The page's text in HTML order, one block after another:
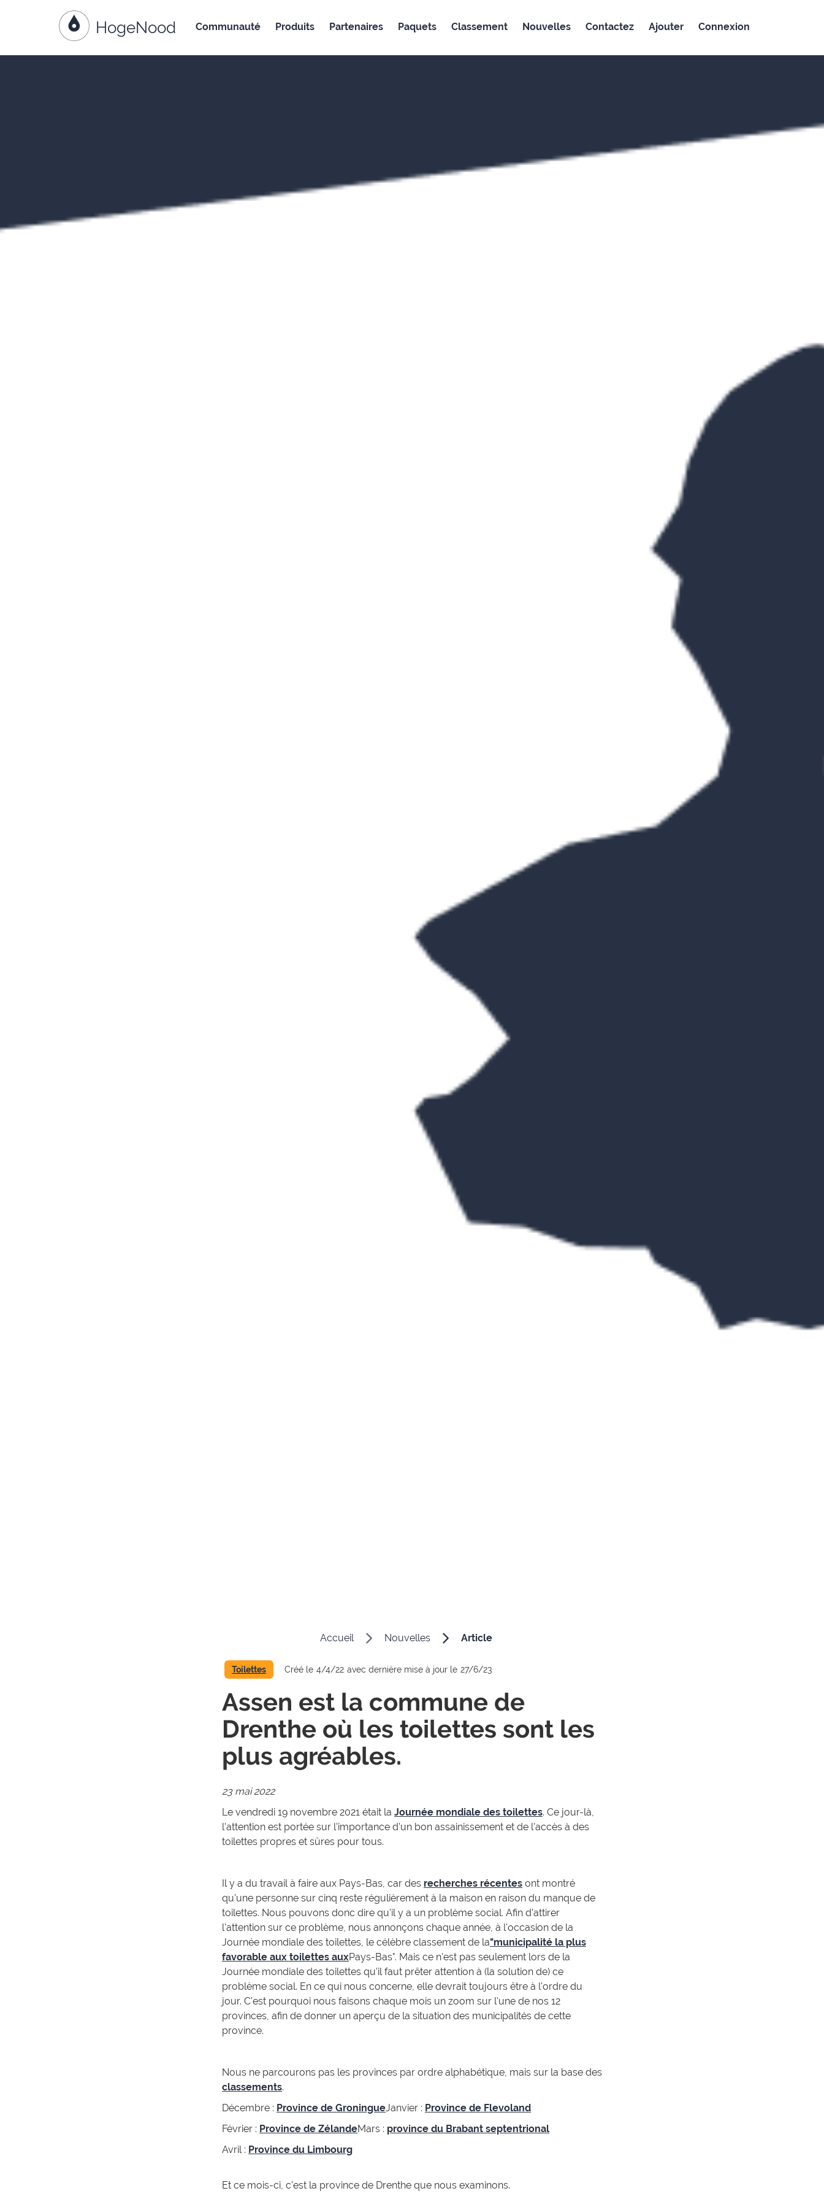
Aller au contenu
HogeNood Communauté Produits Partenaires Paquets Classement Nouvelles Contactez Ajouter Connexion
Accueil Nouvelles Article
Toilettes Créé le 4/4/22 avec dernière mise à jour le 27/6/23
Assen est la commune de
Drenthe où les toilettes sont les
plus agréables.
23 mai 2022
Le vendredi 19 novembre 2021 était la Journée mondiale des toilettes. Ce jour-là,
l'attention est portée sur l'importance d'un bon assainissement et de l'accès à des
toilettes propres et sûres pour tous.
Il y a du travail à faire aux Pays-Bas, car des recherches récentes ont montré
qu'une personne sur cinq reste régulièrement à la maison en raison du manque de
toilettes. Nous pouvons donc dire qu'il y a un problème social. Afin d'attirer
l'attention sur ce problème, nous annonçons chaque année, à l'occasion de la
Journée mondiale des toilettes, le célèbre classement de la"municipalité la plus
favorable aux toilettes auxPays-Bas". Mais ce n'est pas seulement lors de la
Journée mondiale des toilettes qu'il faut prêter attention à (la solution de) ce
problème social. En ce qui nous concerne, elle devrait toujours être à l'ordre du
jour. C'est pourquoi nous faisons chaque mois un zoom sur l'une de nos 12
provinces, afin de donner un aperçu de la situation des municipalités de cette
province.
Nous ne parcourons pas les provinces par ordre alphabétique, mais sur la base des
classements.
Décembre : Province de GroningueJanvier : Province de Flevoland
Février : Province de ZélandeMars : province du Brabant septentrional
Avril : Province du Limbourg
Et ce mois-ci, c'est la province de Drenthe que nous examinons.